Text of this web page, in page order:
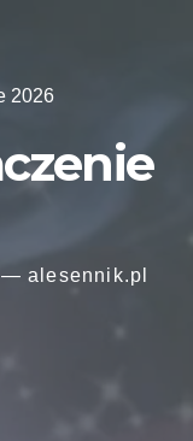
2026
alesennik.pl